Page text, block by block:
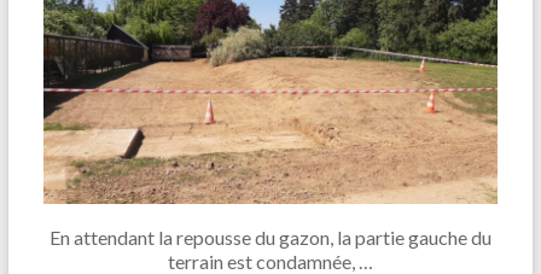
En attendant la repousse du gazon, la partie gauche du
terrain est condamnée, …